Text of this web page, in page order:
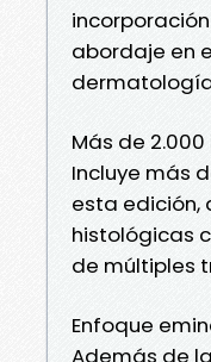
abordaje en
Más de
Incluye más
esta edición,
histológicas
de múltiples
Enfoque
Además de